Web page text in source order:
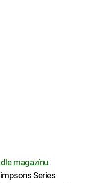
magazínu
Series